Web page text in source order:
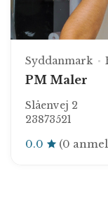
Syddanmark
PM Maler
Slåenvej 2
23873521
0.0 (0